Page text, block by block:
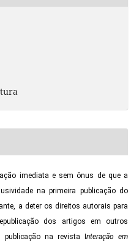
imediata e sem ônus de que a
na primeira publicação do
a deter os direitos autorais para
dos artigos em outros
na revista I nteração em